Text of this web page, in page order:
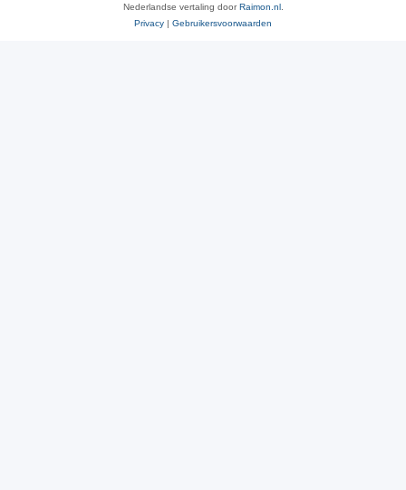
Nederlandse vertaling doorRaimon.nl.
Privacy | Gebruikersvoorwaarden